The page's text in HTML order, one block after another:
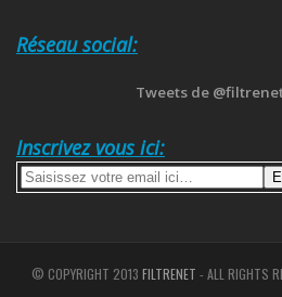
Réseau social:
Tweets de
Inscrivez vous ici:
© COPYRIGHT 2013 FILTRENET - ALL RIGHTS